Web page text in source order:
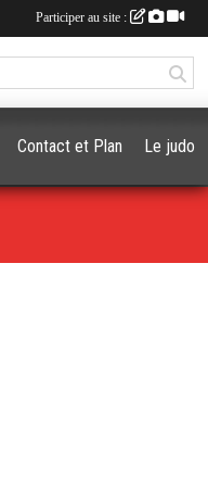
Contact et Plan Le judo
Participer au site :